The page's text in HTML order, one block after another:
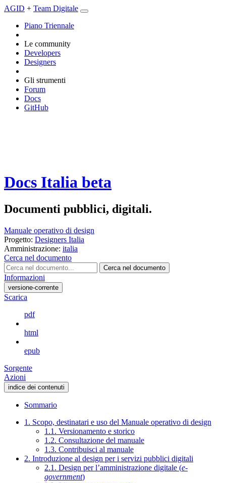
AGID + Team Digitale
Piano Triennale
Le community
Developers
Designers
Gli strumenti
Forum
Docs
GitHub
Docs Italia beta
Documenti pubblici, digitali.
Manuale operativo di design
Progetto: Designers Italia
Amministrazione: italia
Cerca nel documento
Cerca nel documento
Informazioni
versione-corrente
Scarica
pdf
html
epub
Sorgente
Azioni
indice dei contenuti
Sommario
1. Scopo, destinatari e uso del Manuale operativo di design
1.1. Versionamento e storico
1.2. Consultazione del manuale
1.3. Contribuisci al manuale
2. Introduzione al design per i servizi pubblici digitali
2.1. Design per l’amministrazione digitale (e-
government)